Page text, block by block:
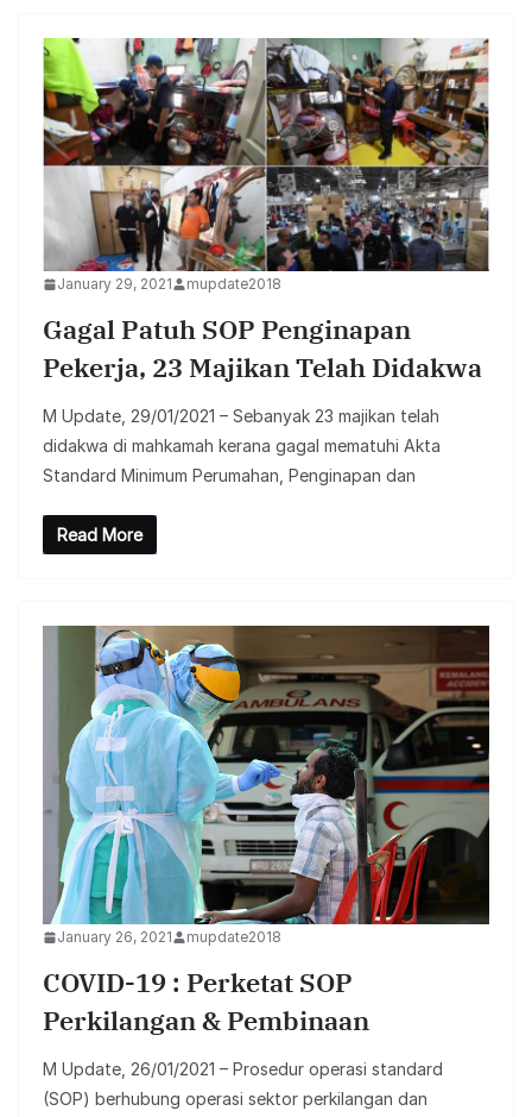
January 29, 2021 mupdate2018
Gagal Patuh SOP Penginapan
Pekerja, 23 Majikan Telah Didakwa
M Update, 29/01/2021 – Sebanyak 23 majikan telah
didakwa di mahkamah kerana gagal mematuhi Akta
Standard Minimum Perumahan, Penginapan dan
Read More
January 26, 2021 mupdate2018
COVID-19 : Perketat SOP
Perkilangan & Pembinaan
M Update, 26/01/2021 – Prosedur operasi standard
(SOP) berhubung operasi sektor perkilangan dan